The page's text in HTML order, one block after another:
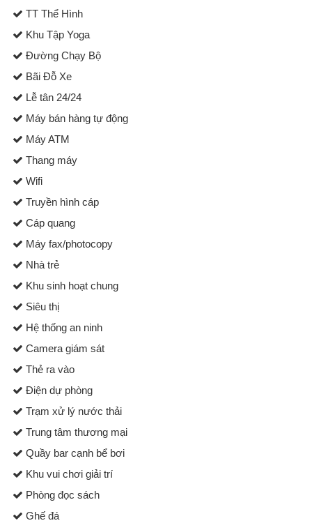
TT Thể Hình
Khu Tập Yoga
Đường Chạy Bộ
Bãi Đỗ Xe
Lễ tân 24/24
Máy bán hàng tự động
Máy ATM
Thang máy
Wifi
Truyền hình cáp
Cáp quang
Máy fax/photocopy
Nhà trẻ
Khu sinh hoạt chung
Siêu thị
Hệ thống an ninh
Camera giám sát
Thẻ ra vào
Điện dự phòng
Trạm xử lý nước thải
Trung tâm thương mại
Quầy bar cạnh bể bơi
Khu vui chơi giải trí
Phòng đọc sách
Ghế đá